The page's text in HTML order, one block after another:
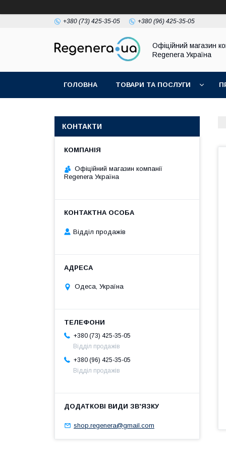
+380 (73) 425-35-05 +380 (96) 425-35-05
Офіційний магазин
Regenera Україна
ГОЛОВНА ТОВАРИ ТА ПОСЛУГИ
КОНТАКТИ
Офіційний магазин компанії
Regenera Україна
Відділ продажів
Одеса, Україна
+380 (73) 425-35-05
Відділ продажів
+380 (96) 425-35-05
Відділ продажів
shop.regenera@gmail.com